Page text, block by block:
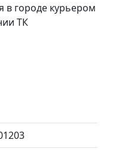
в городе курьером
ТК